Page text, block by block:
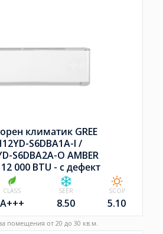
климатик GREE
S6DBA1A-I /
S6DBA2A-O AMBER
12 000 BTU - с дефект
CLASS
A+++
SEER
8.50
SCOP
5.10
помещения от 20 до 30 кв.м.